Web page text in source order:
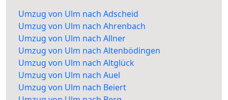
Umzug von Ulm nach Adscheid
Umzug von Ulm nach Ahrenbach
Umzug von Ulm nach Allner
Umzug von Ulm nach Altenbödingen
Umzug von Ulm nach Altglück
Umzug von Ulm nach Auel
Umzug von Ulm nach Beiert